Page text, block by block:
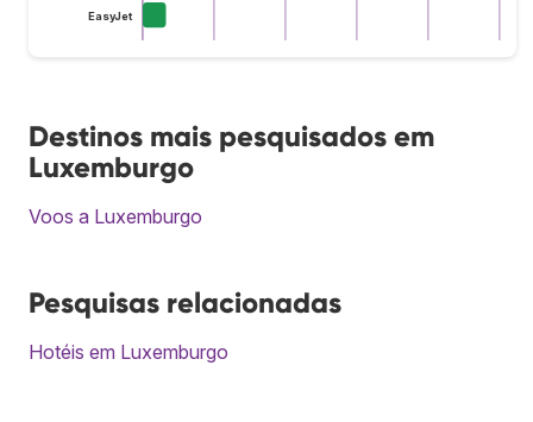
EasyJet
Destinos mais pesquisados em
Luxemburgo
Voos a Luxemburgo
Pesquisas relacionadas
Hotéis em Luxemburgo